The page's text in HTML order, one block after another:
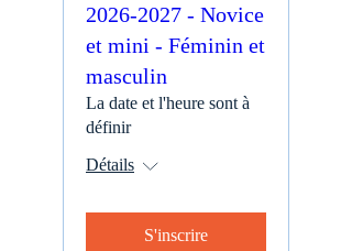
2026-2027 - Novice
et mini - Féminin et
masculin
La date et l'heure sont à
définir
Détails
S'inscrire